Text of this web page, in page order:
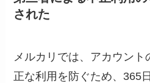
された
メルカリでは、アカウン
正な利用を防ぐため、365